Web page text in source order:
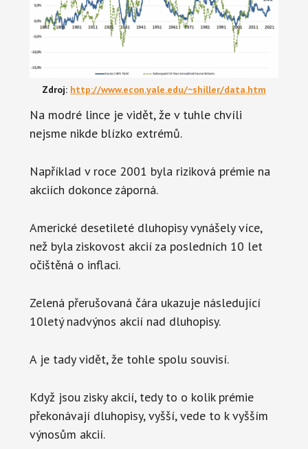
Zdroj: http://www.econ.yale.edu/~shiller/data.htm
Na modré lince je vidět, že v tuhle chvíli
nejsme nikde blízko extrémů.
Například v roce 2001 byla riziková prémie na
akciích dokonce záporná.
Americké desetileté dluhopisy vynášely více,
než byla ziskovost akcií za posledních 10 let
očištěná o inflaci.
Zelená přerušovaná čára ukazuje následující
10letý nadvýnos akcií nad dluhopisy.
A je tady vidět, že tohle spolu souvisí.
Když jsou zisky akcií, tedy to o kolik prémie
překonávají dluhopisy, vyšší, vede to k vyšším
výnosům akcií.